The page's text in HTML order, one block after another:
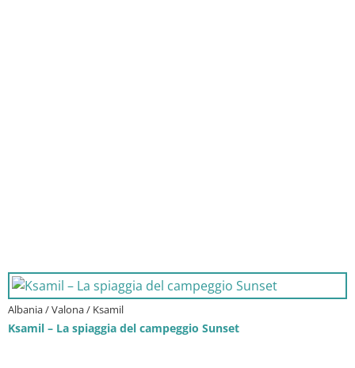
Albania / Valona / Ksamil
Ksamil – La spiaggia del campeggio Sunset